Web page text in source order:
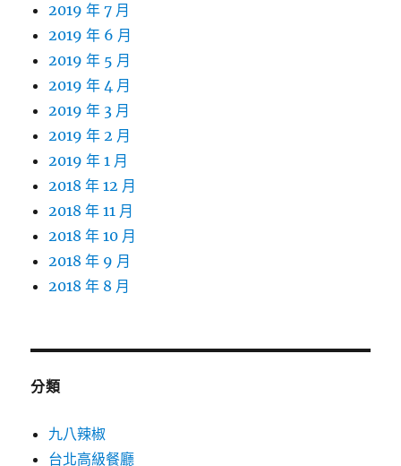
2019 年 7 月
2019 年 6 月
2019 年 5 月
2019 年 4 月
2019 年 3 月
2019 年 2 月
2019 年 1 月
2018 年 12 月
2018 年 11 月
2018 年 10 月
2018 年 9 月
2018 年 8 月
分類
九八辣椒
台北高級餐廳